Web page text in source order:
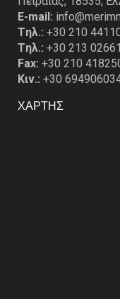
E-mail:
Tηλ.: +30 210
Tηλ.: +30 213
Fax: +30 210
Κιν.: +30
ΧΑΡΤΗΣ